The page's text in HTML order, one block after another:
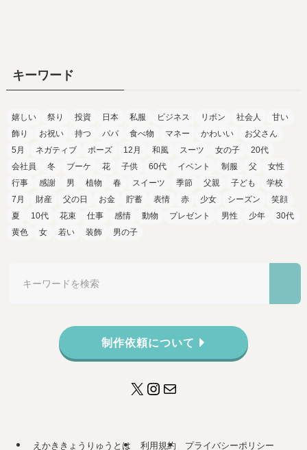
キーワード
嬉しい 祭り 投資 日本 私服 ビジネス リボン 社会人
甘い
飾り
お祝い 持つ パパ 食べ物 マネー かわいい
お父さん
5月
ネガティブ ポーズ 12月 和風 スーツ 女の子
20代
会社員
冬 ブーケ 花 子供 60代 イベント 制服 父
女性
行事
感謝 男 植物 春 スイーツ 季節 父親 子ども
学校
7月
財産 父の日 お金 貯蓄 表情 赤 少女 シーズン
笑顔
夏
10代 花束 仕事 感情 動物 プレゼント 男性 少年
30代
黄色
女 若い 装飾 男の子
制作依頼について
X Instagram
メール
えかききょうりゅうとは 利用規約 プライバシーポリシー